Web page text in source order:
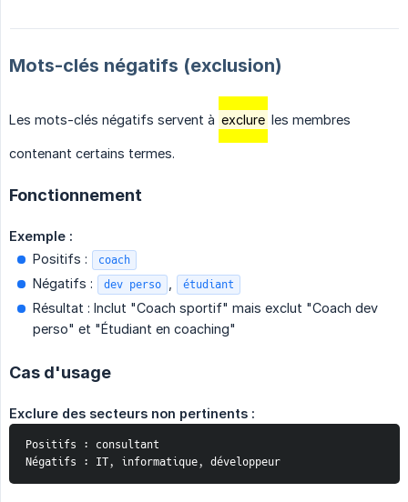
Mots-clés négatifs (exclusion)
Les mots-clés négatifs servent à exclure les membres
contenant certains termes.
Fonctionnement
Exemple :
Positifs :
coach
Négatifs : dev perso étudiant
Résultat : Inclut "Coach sportif" mais exclut "Coach dev
perso" et "Étudiant en coaching"
Cas d'usage
Exclure des secteurs non pertinents :
Positifs : consultant
Négatifs : IT, informatique, développeur